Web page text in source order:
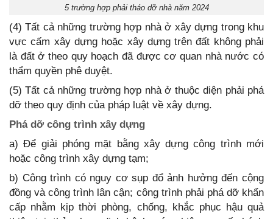
5 trường hợp phải tháo dỡ nhà năm 2024
(4) Tất cả những trường hợp nhà ở xây dựng trong khu
vực cấm xây dựng hoặc xây dựng trên đất không phải
là đất ở theo quy hoạch đã được cơ quan nhà nước có
thẩm quyền phê duyệt.
(5) Tất cả những trường hợp nhà ở thuộc diện phải phá
dỡ theo quy định của pháp luật về xây dựng.
Phá dỡ công trình xây dựng
a) Để giải phóng mặt bằng xây dựng công trình mới
hoặc công trình xây dựng tạm;
b) Công trình có nguy cơ sụp đổ ảnh hưởng đến cộng
đồng và công trình lân cận; công trình phải phá dỡ khẩn
cấp nhằm kịp thời phòng, chống, khắc phục hậu quả